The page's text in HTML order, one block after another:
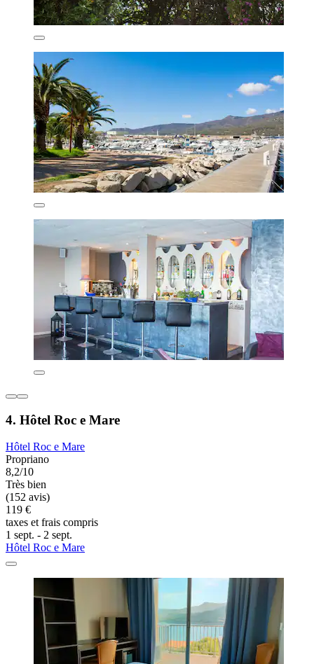
4. Hôtel Roc e Mare
Hôtel Roc e Mare
Propriano
8,2/10
Très bien
(152 avis)
119 €
taxes et frais compris
1 sept. - 2 sept.
Hôtel Roc e Mare